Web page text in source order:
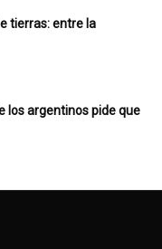
tierras: entre la
los argentinos pide que